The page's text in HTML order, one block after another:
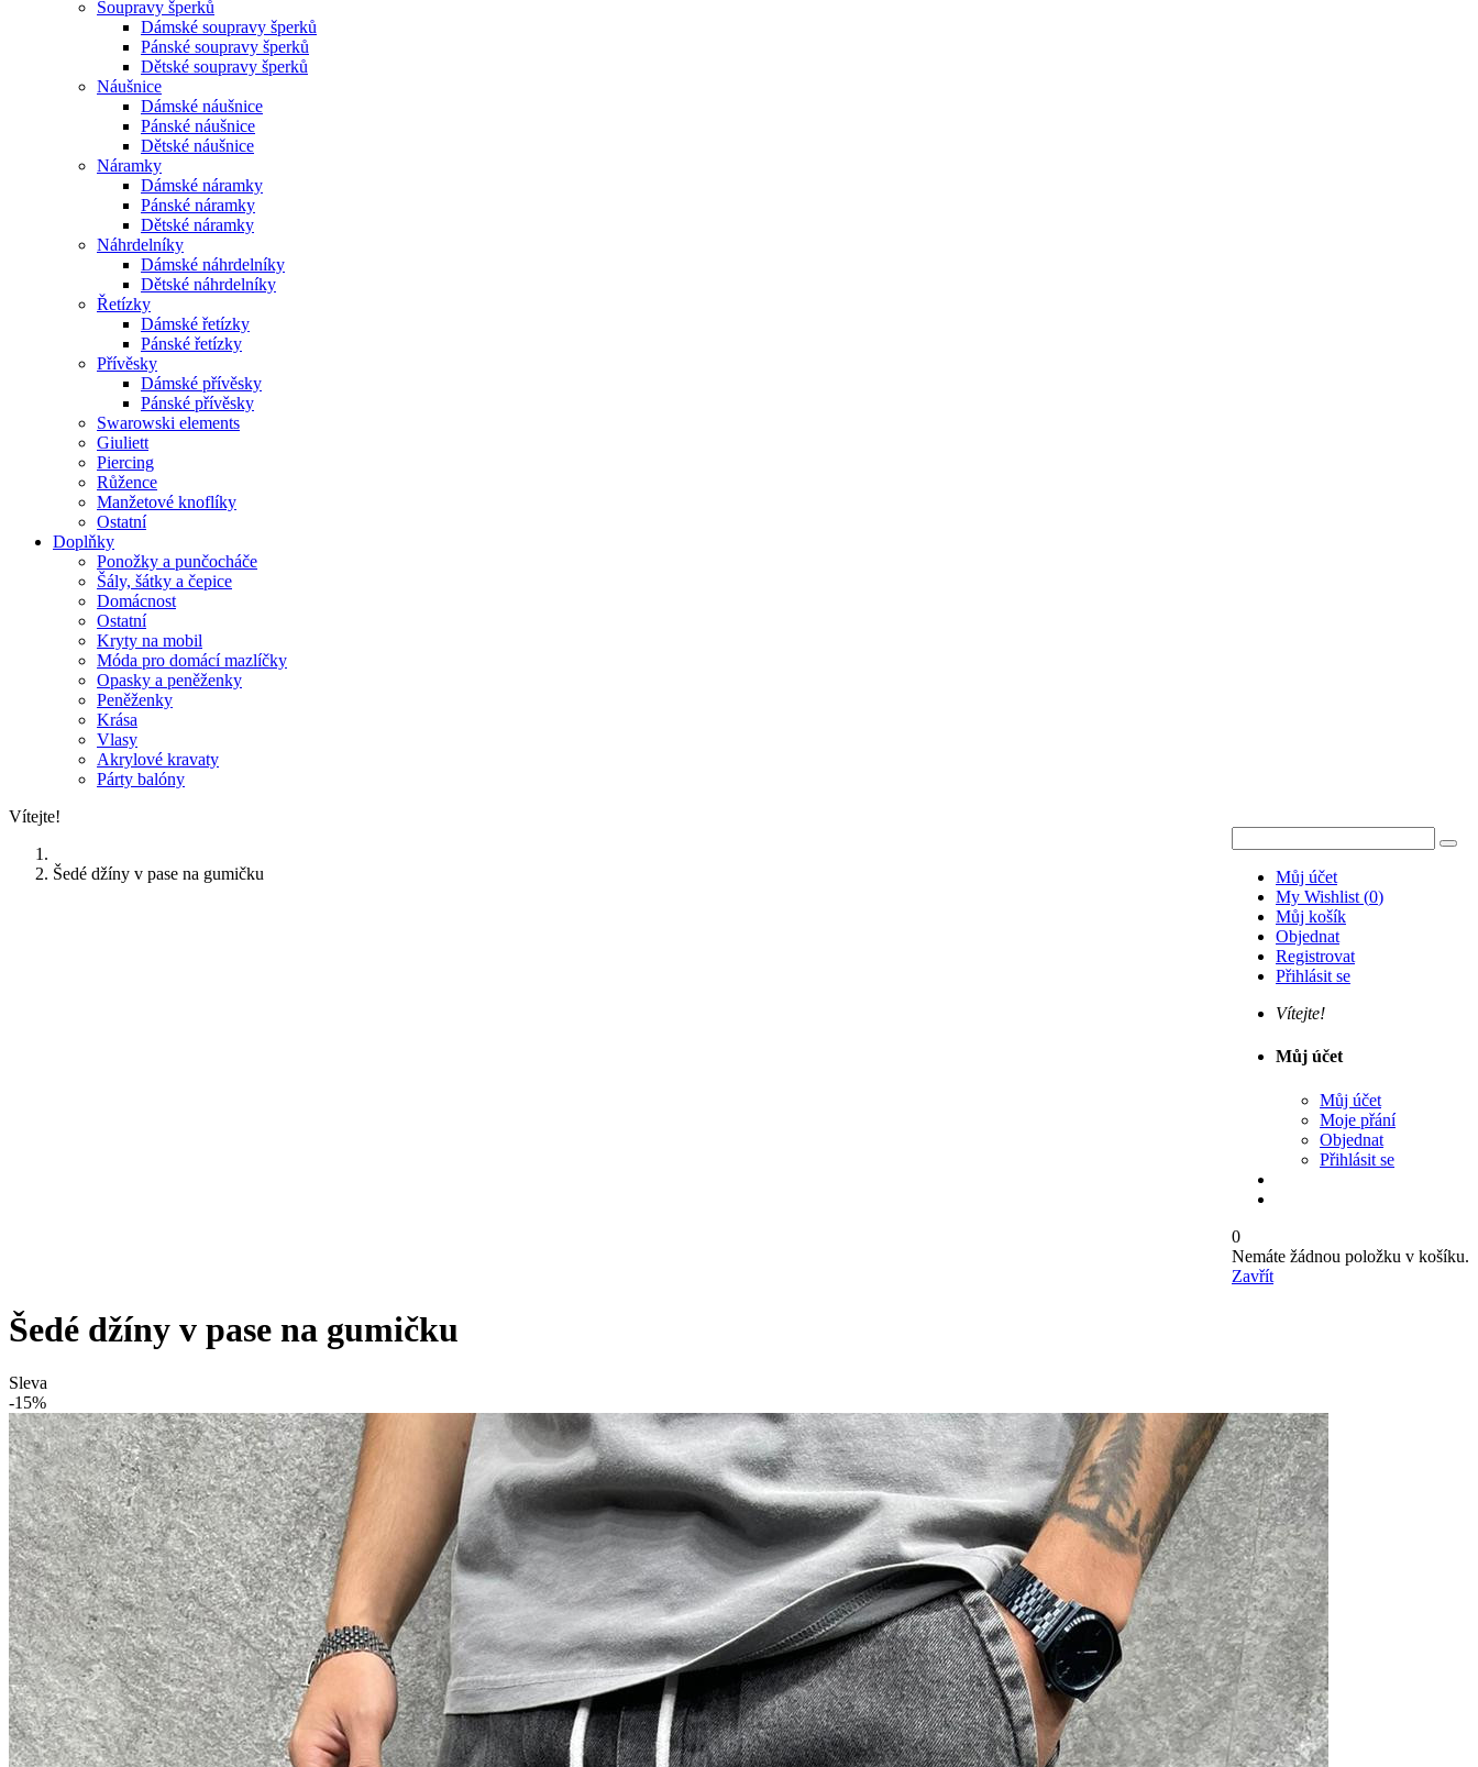
Soupravy šperků
Dámské soupravy šperků
Pánské soupravy šperků
Dětské soupravy šperků
Náušnice
Dámské náušnice
Pánské náušnice
Dětské náušnice
Náramky
Dámské náramky
Pánské náramky
Dětské náramky
Náhrdelníky
Dámské náhrdelníky
Dětské náhrdelníky
Řetízky
Dámské řetízky
Pánské řetízky
Přívěsky
Dámské přívěsky
Pánské přívěsky
Swarowski elements
Giuliett
Piercing
Růžence
Manžetové knoflíky
Ostatní
Doplňky
Ponožky a punčocháče
Šály, šátky a čepice
Domácnost
Ostatní
Kryty na mobil
Móda pro domácí mazlíčky
Opasky a peněženky
Peněženky
Krása
Vlasy
Akrylové kravaty
Párty balóny
Vítejte!
Můj účet
My Wishlist (0)
Můj košík
Objednat
Registrovat
Přihlásit se
Vítejte!
Můj účet
Můj účet
Moje přání
Objednat
Přihlásit se
0
Nemáte žádnou položku v košíku.
Zavřít
Šedé džíny v pase na gumičku
Šedé džíny v pase na gumičku
Sleva
-15%